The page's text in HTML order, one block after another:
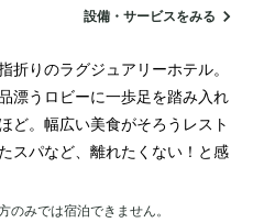
駐車場
設備・サービスをみる
折りのラグジュアリーホテル。
漂うロビーに一歩足を踏み入れ
ど。幅広い美食がそろうレスト
スパなど、離れたくない！と感
のみでは宿泊できません。